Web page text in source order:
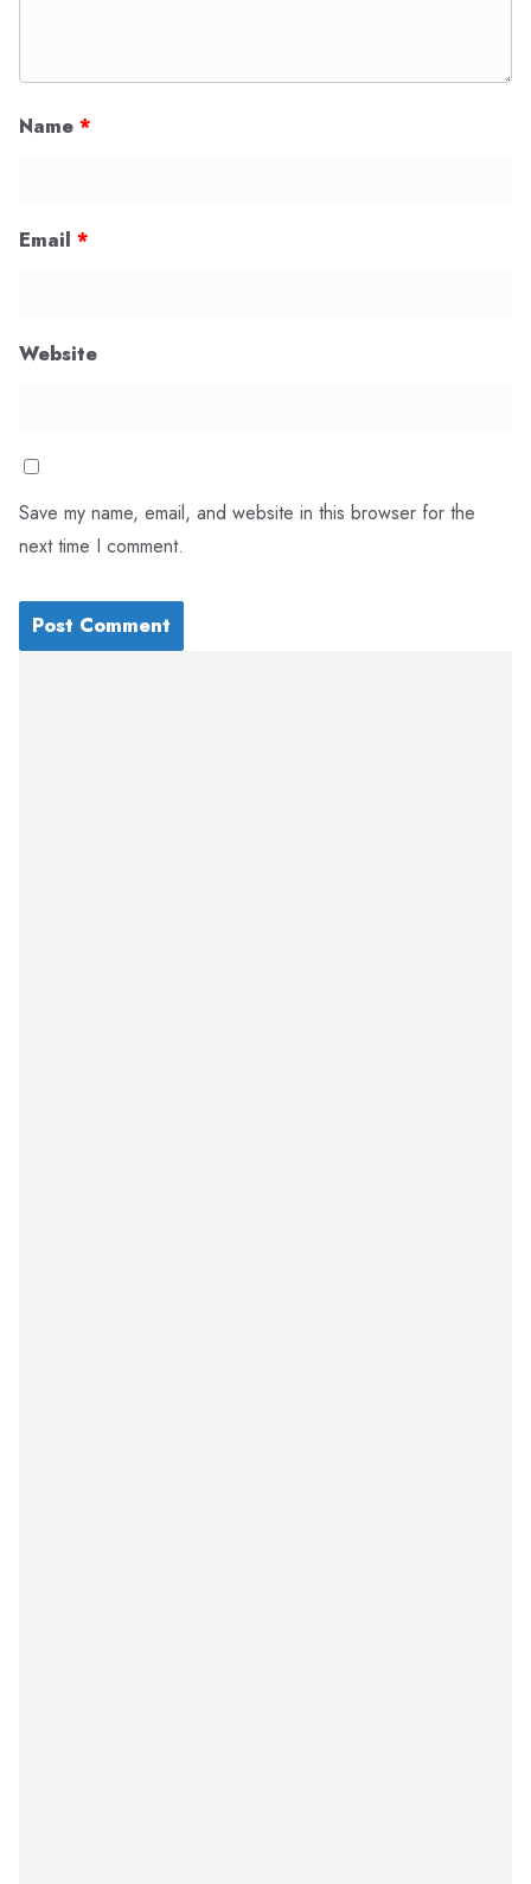
Name *
Email *
Website
Save my name, email, and website in this browser for the
next time I comment.